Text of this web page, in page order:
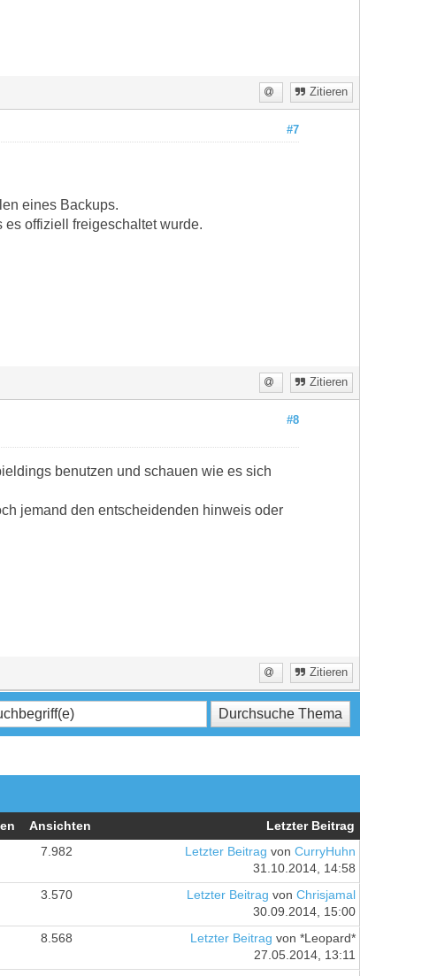
Zitieren
#7
eines Backups.
offiziell freigeschaltet wurde.
Zitieren
#8
benutzen und schauen wie es sich
jemand den entscheidenden hinweis oder
Zitieren
Ansichten Letzter Beitrag
7.982 Letzter Beitrag von CurryHuhn
31.10.2014, 14:58
3.570 Letzter Beitrag von Chrisjamal
30.09.2014, 15:00
8.568 Letzter Beitrag von *Leopard*
27.05.2014, 13:11